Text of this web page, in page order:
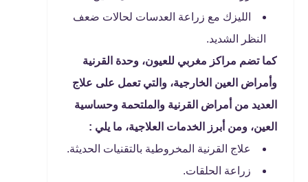
الليزك مع زراعة العدسات لحالات ضعف
النظر الشديد.
كما تضم مراكز مغربي للعيون، وحدة القرنية
وأمراض العين الخارجية، والتي تعمل على علاج
العديد من أمراض القرنية والملتحمة وحساسية
العين، ومن أبرز الخدمات العلاجية، ما يلي :
علاج القرنية المخروطية بالتقنيات الحديثة.
زراعة الحلقات.